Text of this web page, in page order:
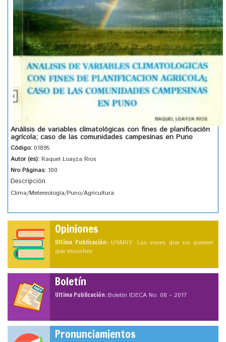
Análisis de variables climatológicas con fines de planificación
agrícola; caso de las comunidades campesinas en Puno
Código: 01895
Autor (es): Raquel Loayza Rios
Nro Páginas: 100
Descripción
Clima/Metereología/Puno/Agricultura
Opiniones
Ultima Publicación: UYARIY: Las voces que no quieren
que escuches
Boletín
Ultima Publicación:Boletín IDECA No. 08 – 2017
Pronunciamientos